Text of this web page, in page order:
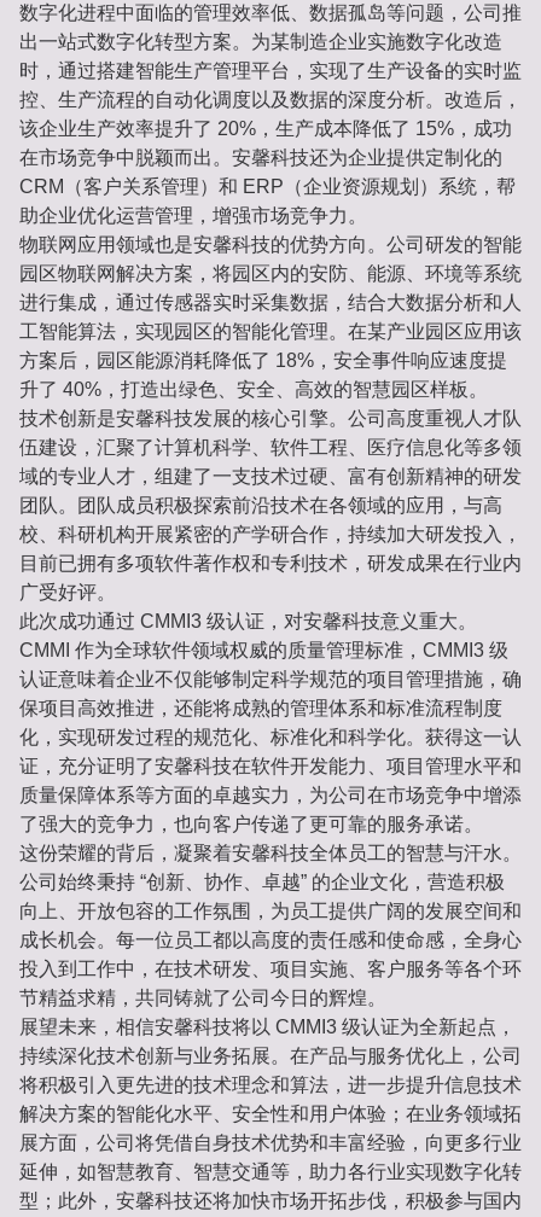
数字化进程中面临的管理效率低、数据孤岛等问题，公司推
出一站式数字化转型方案。为某制造企业实施数字化改造
时，通过搭建智能生产管理平台，实现了生产设备的实时监
控、生产流程的自动化调度以及数据的深度分析。改造后，
该企业生产效率提升了 20%，生产成本降低了 15%，成功
在市场竞争中脱颖而出。安馨科技还为企业提供定制化的
CRM（客户关系管理）和 ERP（企业资源规划）系统，帮
助企业优化运营管理，增强市场竞争力。
物联网应用领域也是安馨科技的优势方向。公司研发的智能
园区物联网解决方案，将园区内的安防、能源、环境等系统
进行集成，通过传感器实时采集数据，结合大数据分析和人
工智能算法，实现园区的智能化管理。在某产业园区应用该
方案后，园区能源消耗降低了 18%，安全事件响应速度提
升了 40%，打造出绿色、安全、高效的智慧园区样板。
技术创新是安馨科技发展的核心引擎。公司高度重视人才队
伍建设，汇聚了计算机科学、软件工程、医疗信息化等多领
域的专业人才，组建了一支技术过硬、富有创新精神的研发
团队。团队成员积极探索前沿技术在各领域的应用，与高
校、科研机构开展紧密的产学研合作，持续加大研发投入，
目前已拥有多项软件著作权和专利技术，研发成果在行业内
广受好评。
此次成功通过 CMMI3 级认证，对安馨科技意义重大。
CMMI 作为全球软件领域权威的质量管理标准，CMMI3 级
认证意味着企业不仅能够制定科学规范的项目管理措施，确
保项目高效推进，还能将成熟的管理体系和标准流程制度
化，实现研发过程的规范化、标准化和科学化。获得这一认
证，充分证明了安馨科技在软件开发能力、项目管理水平和
质量保障体系等方面的卓越实力，为公司在市场竞争中增添
了强大的竞争力，也向客户传递了更可靠的服务承诺。
这份荣耀的背后，凝聚着安馨科技全体员工的智慧与汗水。
公司始终秉持 “创新、协作、卓越” 的企业文化，营造积极
向上、开放包容的工作氛围，为员工提供广阔的发展空间和
成长机会。每一位员工都以高度的责任感和使命感，全身心
投入到工作中，在技术研发、项目实施、客户服务等各个环
节精益求精，共同铸就了公司今日的辉煌。
展望未来，相信安馨科技将以 CMMI3 级认证为全新起点，
持续深化技术创新与业务拓展。在产品与服务优化上，公司
将积极引入更先进的技术理念和算法，进一步提升信息技术
解决方案的智能化水平、安全性和用户体验；在业务领域拓
展方面，公司将凭借自身技术优势和丰富经验，向更多行业
延伸，如智慧教育、智慧交通等，助力各行业实现数字化转
型；此外，安馨科技还将加快市场开拓步伐，积极参与国内